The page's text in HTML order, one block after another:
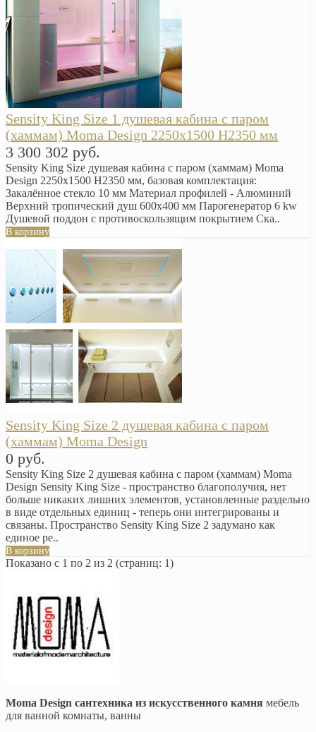
Sensity King Size 1 душевая кабина с паром
(хаммам) Moma Design 2250х1500 H2350 мм
3 300 302 руб.
Sensity King Size душевая кабина с паром (хаммам) Moma
Design 2250х1500 H2350 мм, базовая комплектация:
Закалённое стекло 10 мм Материал профилей - Алюминий
Верхний тропический душ 600x400 мм Парогенератор 6 kw
Душевой поддон с противоскользящим покрытием Ска..
В корзину
Sensity King Size 2 душевая кабина с паром
(хаммам) Moma Design
0 руб.
Sensity King Size 2 душевая кабина с паром (хаммам) Moma
Design Sensity King Size - пространство благополучия, нет
больше никаких лишних элементов, установленные раздельно
в виде отдельных единиц - теперь они интегрированы и
связаны. Пространство Sensity King Size 2 задумано как
единое ре..
В корзину
Показано с 1 по 2 из 2 (страниц: 1)
Moma Design сантехника из искусственного камня мебель
для ванной комнаты, ванны